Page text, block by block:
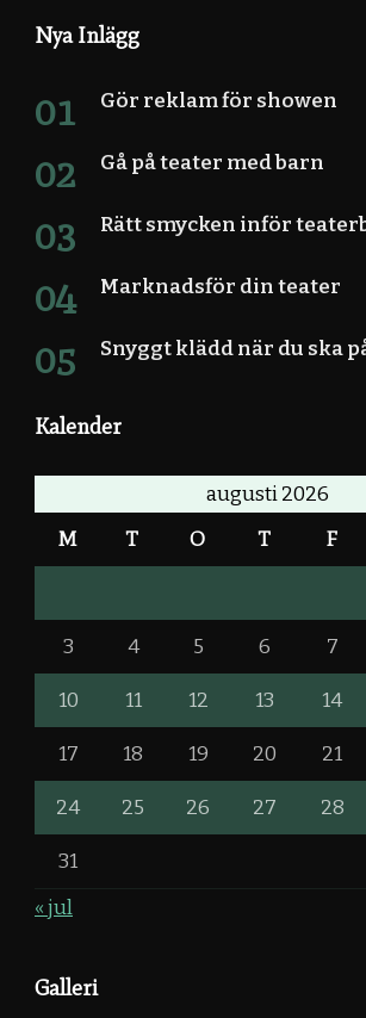
Nya Inlägg
Gör reklam för showen
Gå på teater med barn
Rätt smycken inför
Marknadsför din teater
Snyggt klädd när du ska
Kalender
augusti 2026
M T O T F
3 4 5 6 7
10 11 12 13 14
17 18 19 20 21
24 25 26 27 28
31
« jul
Galleri